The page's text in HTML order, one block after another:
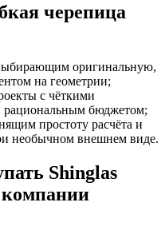
черепица
оригинальную,
на геометрии;
с чёткими
бюджетом;
простоту расчёта и
необычном внешнем виде.
Shinglas